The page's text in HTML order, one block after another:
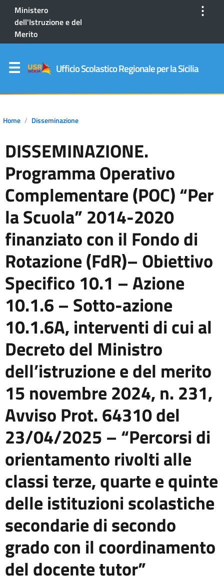
Ministero
dell'Istruzione e del
Merito
⋮
Ufficio Scolastico Regionale per la Sicilia
Home Disseminazione
DISSEMINAZIONE.
Programma Operativo
Complementare (POC) “Per
la Scuola” 2014-2020
finanziato con il Fondo di
Rotazione (FdR)– Obiettivo
Specifico 10.1 – Azione
10.1.6 – Sotto-azione
10.1.6A, interventi di cui al
Decreto del Ministro
dell’istruzione e del merito
15 novembre 2024, n. 231,
Avviso Prot. 64310 del
23/04/2025 – “Percorsi di
orientamento rivolti alle
classi terze, quarte e quinte
delle istituzioni scolastiche
secondarie di secondo
grado con il coordinamento
del docente tutor”